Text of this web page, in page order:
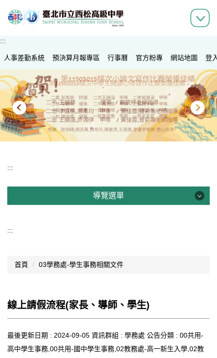
到
容
區
:::
人事差勤系統 預決算月報專區 行事曆 官方粉專 網站地圖 登
:::
導覽選單
認識西松
文件資料
網站管理
:::
首頁 03學務處-學生事務相關文件
線上請假流程(家長、導師、學生)
最後更新日期 : 2024-09-05 資訊群組 : 學務處 公告分類 : 00共用-
高中學生事務,00共用-國中學生事務,02教務處-高一新生入學,02教